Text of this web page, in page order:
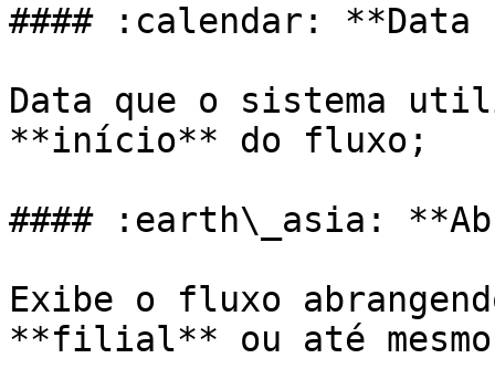
#### :calendar:
Data que o sistema
**início** do fluxo;
#### :earth\_asia:
Exibe o fluxo
**filial** ou até